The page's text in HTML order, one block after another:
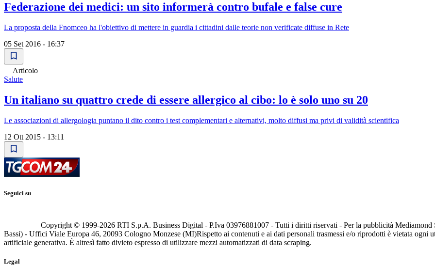
Federazione dei medici: un sito informerà contro bufale e false cure
La proposta della Fnomceo ha l'obiettivo di mettere in guardia i cittadini dalle teorie non verificate diffuse in Rete
05 Set 2016 - 16:37
Articolo
Salute
Un italiano su quattro crede di essere allergico al cibo: lo è solo uno su 20
Le associazioni di allergologia puntano il dito contro i test complementari e alternativi, molto diffusi ma privi di validità scientifica
12 Ott 2015 - 13:11
Seguici su
Copyright © 1999-2026 RTI S.p.A. Business Digital - P.Iva 03976881007 - Tutti i diritti riservati - Per la pubblicità
Bassi) - Uffici Viale Europa 46, 20093 Cologno Monzese (MI)Rispetto ai contenuti e ai dati personali trasmessi e/o riprodotti è vietata ogni
artificiale generativa. È altresì fatto divieto espresso di utilizzare mezzi automatizzati di data scraping.
Legal